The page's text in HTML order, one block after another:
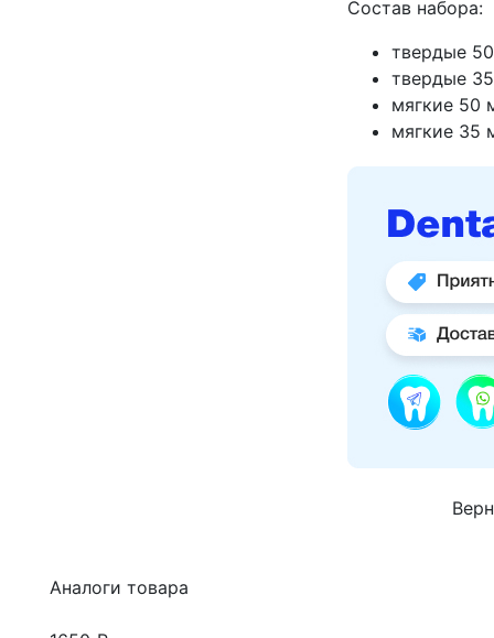
Состав набора:
твердые
твердые
мягкие 50
мягкие 35
Аналоги товара